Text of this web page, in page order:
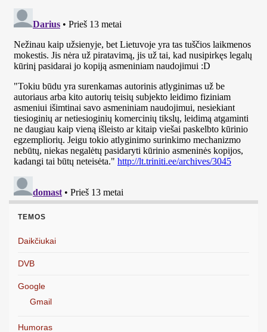
TEMOS
Daikčiukai
DVB
Google
Gmail
Humoras